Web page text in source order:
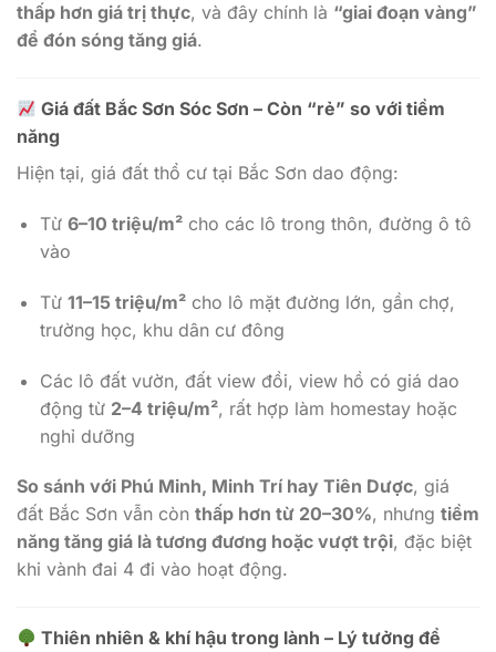
thấp hơn giá trị thực, và đây chính là “giai đoạn vàng”
để đón sóng tăng giá.
Giá đất Bắc Sơn Sóc Sơn – Còn “rẻ” so với tiềm
năng
Hiện tại, giá đất thổ cư tại Bắc Sơn dao động:
Từ 6–10 triệu/m²cho các lô trong thôn, đường ô tô
vào
Từ 11–15 triệu/m²cho lô mặt đường lớn, gần chợ,
trường học, khu dân cư đông
Các lô đất vườn, đất view đồi, view hồ có giá dao
động từ 2–4 triệu/m², rất hợp làm homestay hoặc
nghỉ dưỡng
So sánh với Phú Minh, Minh Trí hay Tiên Dược, giá
đất Bắc Sơn vẫn còn thấp hơn từ 20–30%, nhưng tiềm
năng tăng giá là tương đương hoặc vượt trội, đặc biệt
khi vành đai 4 đi vào hoạt động.
Thiên nhiên & khí hậu trong lành – Lý tưởng để